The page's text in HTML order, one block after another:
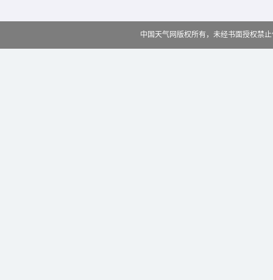
中国天气网版权所有，未经书面授权